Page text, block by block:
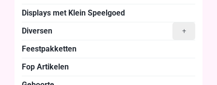
Displays met Klein Speelgoed
+
Diversen
Feestpakketten
Fop Artikelen